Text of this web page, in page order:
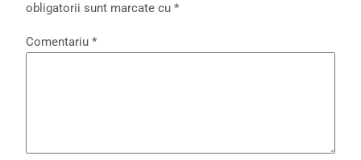
obligatorii sunt marcate cu *
Comentariu *